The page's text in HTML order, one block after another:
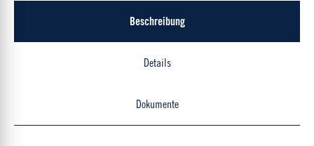
Beschreibung
Details
Dokumente